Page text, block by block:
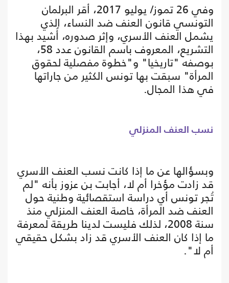
وفي 26 تموز/ يوليو 2017، أقر البرلمان
التونسي قانون العنف ضد النساء، الذي
يشمل العنف الأسري، وإثر صدوره، أُشيد بهذا
التشريع، المعروف باسم القانون عدد 58،
بوصفه "تاريخيا" و"خطوة مفصلية لحقوق
المرأة" سبقت بها تونس الكثير من جاراتها
في هذا المجال.
نسب العنف المنزلي
وبسؤالها عن ما إذا كانت نسب العنف الأسري
قد زادت مؤخرا أم لا، أجابت بن عزوز بأنه "لم
تُجر تونس أي دراسة استقصائية وطنية حول
العنف ضد المرأة، خاصة العنف المنزلي منذ
سنة 2008، لذلك فليست لدينا طريقة لمعرفة
ما إذا كان العنف الأسري قد زاد بشكل حقيقي
أم لا".